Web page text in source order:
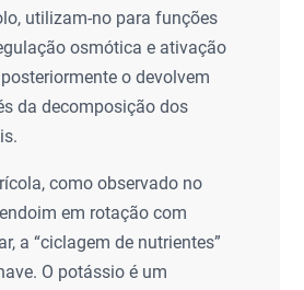
utilizam-no para funções
osmótica e ativação
o devolvem
da decomposição dos
como observado no
em rotação com
a “ciclagem de nutrientes”
O potássio é um